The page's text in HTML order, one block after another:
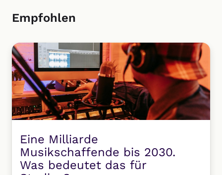
Empfohlen
Eine Milliarde
Musikschaffende bis 2030.
Was bedeutet das für